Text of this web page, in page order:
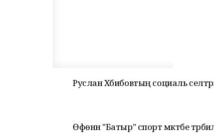
Руслан Хәбибовтың социаль
Өфөнән "Батыр" спорт мәктәбе